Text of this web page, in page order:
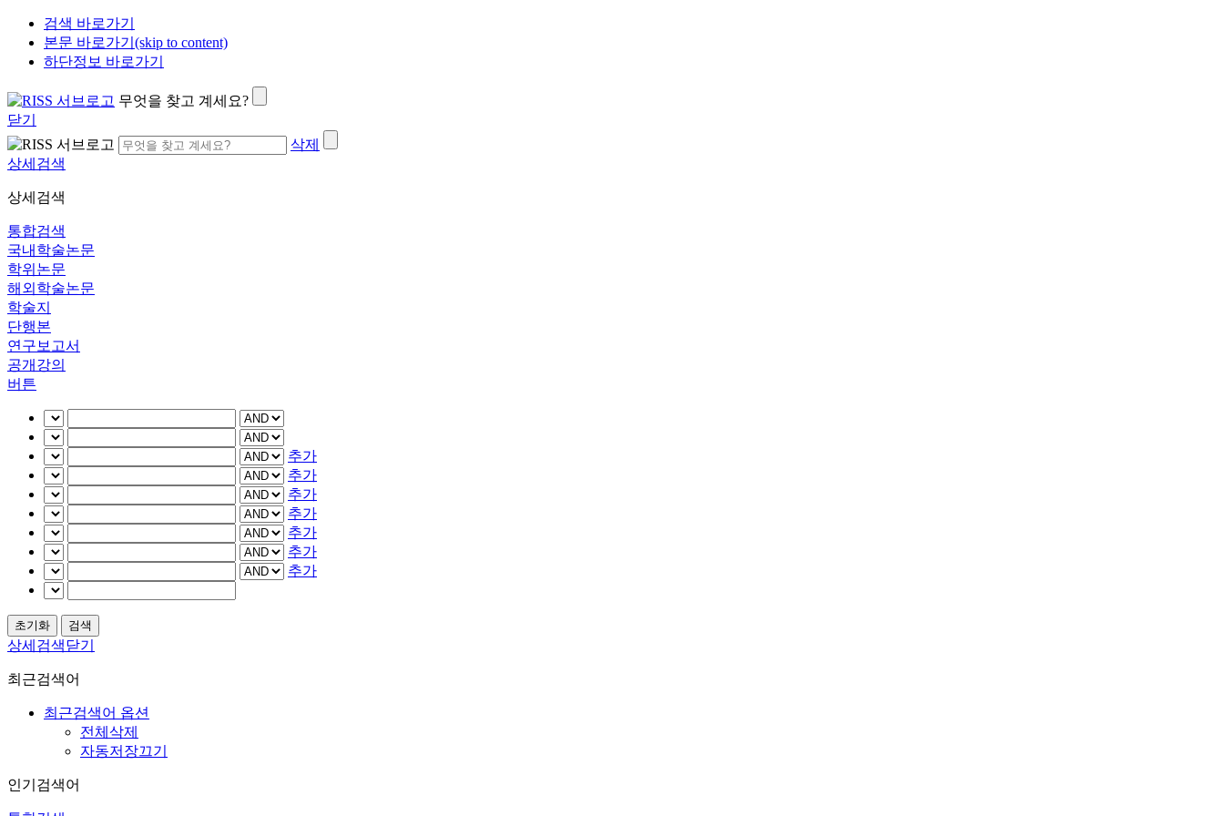
검색 바로가기
본문 바로가기(skip to content)
하단정보 바로가기
무엇을 찾고 계세요?
닫기
삭제
상세검색
상세검색
통합검색
국내학술논문
학위논문
해외학술논문
학술지
단행본
연구보고서
공개강의
버튼
추가
추가
추가
추가
추가
추가
추가
상세검색닫기
최근검색어
최근검색어 옵션
전체삭제
자동저장끄기
인기검색어